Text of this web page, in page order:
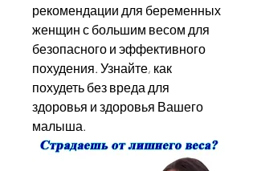
рекомендации для беременных
женщин с большим весом для
безопасного и эффективного
похудения. Узнайте, как
похудеть без вреда для
здоровья и здоровья Вашего
малыша.